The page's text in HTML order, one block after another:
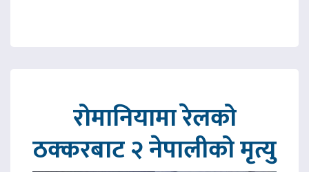
रोमानियामा रेलको
ठक्करबाट २ नेपालीको मृत्यु